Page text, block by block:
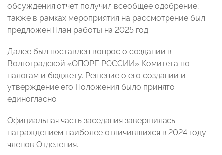
обсуждения отчет получил всеобщее одобрение;
также в рамках мероприятия на рассмотрение был
предложен План работы на 2025 год.
Далее был поставлен вопрос о создании в
Волгоградской «ОПОРЕ РОССИИ» Комитета по
налогам и бюджету. Решение о его создании и
утверждение его Положения было принято
единогласно.
Официальная часть заседания завершилась
награждением наиболее отличившихся в 2024 году
членов Отделения.